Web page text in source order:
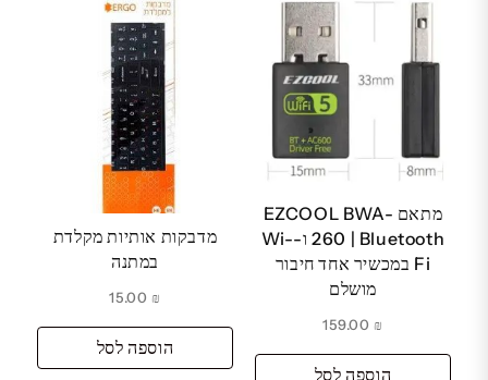
מתאם EZCOOL BWA-
260 | Bluetooth ו-Wi-
Fi במכשיר אחד חיבור
מושלם
₪
הוספה לסל
מדבקות אותיות מקלדת
במתנה
₪
הוספה לסל